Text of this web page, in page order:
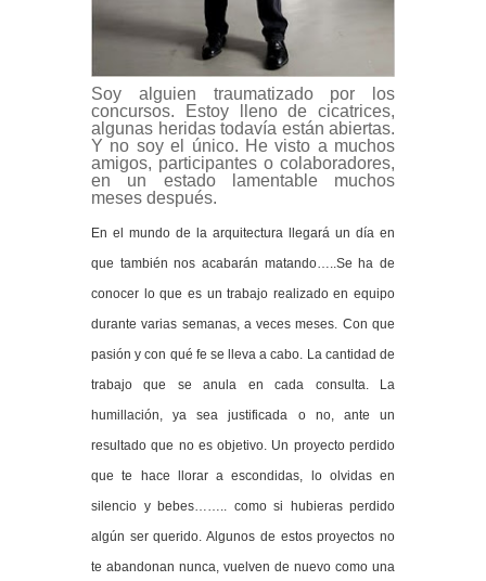
Soy alguien traumatizado por los
concursos. Estoy lleno de cicatrices,
algunas heridas todavía están abiertas.
Y no soy el único. He visto a muchos
amigos, participantes o colaboradores,
en un estado lamentable muchos
meses después.
En el mundo de la arquitectura llegará un día en
que también nos acabarán matando…..Se ha de
conocer lo que es un trabajo realizado en equipo
durante varias semanas, a veces meses. Con que
pasión y con qué fe se lleva a cabo. La cantidad de
trabajo que se anula en cada consulta. La
humillación, ya sea justificada o no, ante un
resultado que no es objetivo. Un proyecto perdido
que te hace llorar a escondidas, lo olvidas en
silencio y bebes…….. como si hubieras perdido
algún ser querido. Algunos de estos proyectos no
te abandonan nunca, vuelven de nuevo como una